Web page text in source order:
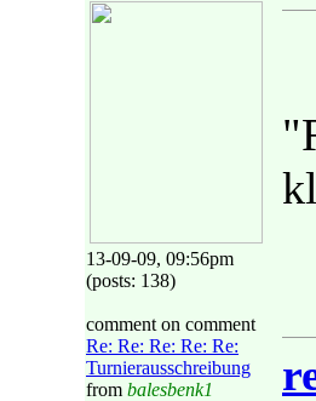
13-09-09, 09:56pm
(posts: 138)
comment on comment
Re: Re: Re: Re: Re:
Turnierausschreibung
from balesbenk1